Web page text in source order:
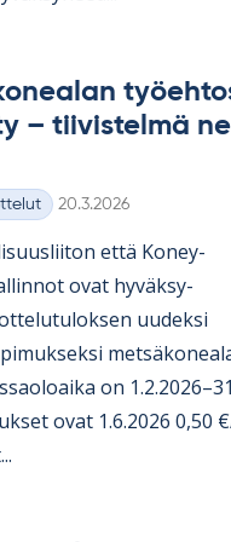
– tii­vis­telmä
Kirjoitettu
20.3.2026
että Ko­ney­
ovat hy­väk­sy­
uu­deksi
on
ovat 1.6.2026 0,50